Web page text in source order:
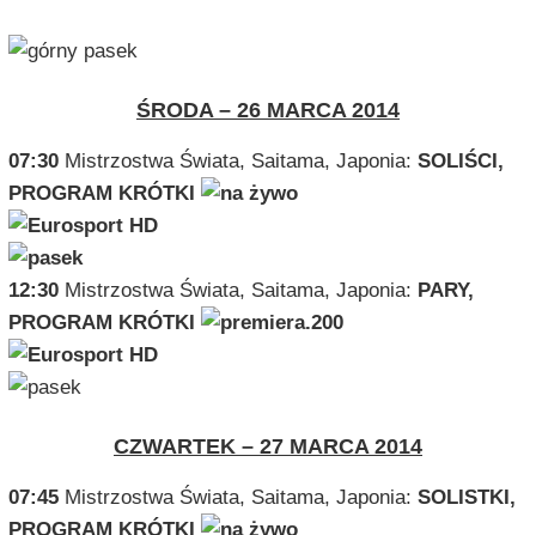
ŚRODA – 26 MARCA 2014
07:30Mistrzostwa Świata, Saitama, Japonia: SOLIŚCI,
PROGRAM KRÓTKI
12:30Mistrzostwa Świata, Saitama, Japonia: PARY,
PROGRAM KRÓTKI
CZWARTEK – 27 MARCA 2014
07:45Mistrzostwa Świata, Saitama, Japonia: SOLISTKI,
PROGRAM KRÓTKI